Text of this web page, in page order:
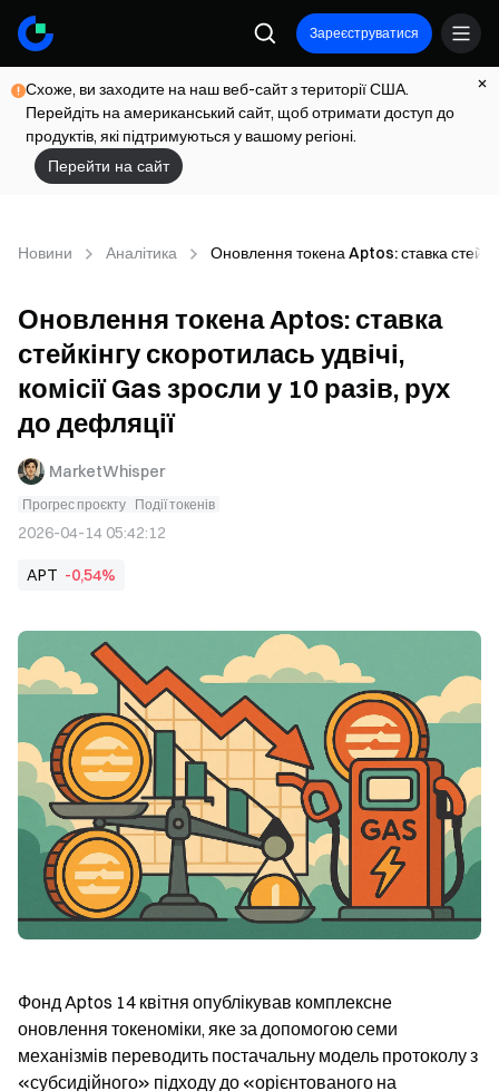
Зареєструватися
Схоже, ви заходите на наш веб-сайт з території США.
Перейдіть на американський сайт, щоб отримати доступ до
продуктів, які підтримуються у вашому регіоні.
Перейти на сайт
Новини Аналітика Оновлення токена Aptos: ставка
Оновлення токена Aptos: ставка
стейкінгу скоротилась удвічі,
комісії Gas зросли у 10 разів, рух
до дефляції
MarketWhisper
Прогрес проєкту Події токенів
2026-04-14 05:42:12
APT -0,54%
Фонд Aptos 14 квітня опублікував комплексне
оновлення токеноміки, яке за допомогою семи
механізмів переводить постачальну модель протоколу з
«субсидійного» підходу до «орієнтованого на